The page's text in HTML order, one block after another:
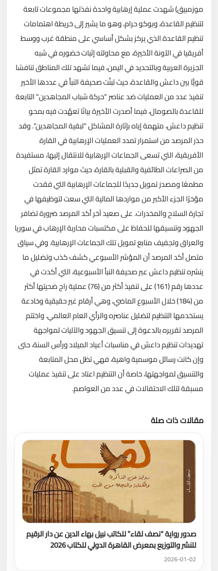
موزمبيق) شهدت عملية إرهابية واحدة نفذتها مجموعات تابعة
لتنظيم القاعدة، وبوكو حرام، وهو ما يشير إلى خريطة اهتمامات
تنظيم القاعدة الذي يركز بشكل أساسي على منطقة غرب ووسط
أفريقيا في الآونة الأخيرة، مع محاولته إثبات حضوره في شبه
الجزيرة العربية وبالتحديد في اليمن، فيما تشهد تلك المناطق تنافسًا
قويًّا بين داعش والقاعدة، حيث تبنَّت صحيفة النبأ في عددها الأخير
تنفيذ عدد من العمليات ضد عناصر "حركة شباب المجاهدين" التابعة
للقاعدة بالصومال، فيما أصدرت الأخيرة بيانًا تعهَّدت فيه بمحو
تنظيم داعش، متهمة إياه بإثارة المشاكل "لبقية المجاهدين". وقد
حذر المرصد من استمرار تمدد العمليات الإرهابية في القارة
الأفريقية، التي تسعى الجماعات الإرهابية للانتقال إليها، مستفيدة
من الصراعات الطائفية والقبلية بالقارة، حيث موارد القارة تمثل
مطمعًا ومصدرَ تمويل جديدًا للجماعات الإرهابية التي فقدت
مؤخرًا الجزء الأكبر من مواردها المالية التي سعت لتوظيفها في
تجارة السلاح والمخدرات. على صعيد آخر أكد المرصد ضرورة تضافر
الجهود وتنسيقها للحفاظ على مكتسبات محاربة الإرهاب في سوريا
والعراق وتجفيف منابع تمويل تلك الجماعات الإرهابية. وفي سياق
متصل أكد المرصد أن المؤشر الأسبوعي كشف كذب وتضليل ما
ينشره تنظيم داعش عبر صحيفة النبأ الأسبوعية، التي أكدت في
عددها رقم (161) على تنفيذ أكثر من (76) عملية راح ضحيتها أكثر
من (184) خلال الأسبوع الماضي، وهي أرقام غير حقيقية وخادعة
يستخدمها التنظيم لتضليل عناصره والرأي العام العالمي. واختتم
المرصد تقريره بالدعوة إلى تنسيق الجهود والآليات لمواجهة
تهديدات تنظيم داعش في مناسبات أعياد الميلاد ورأس السنة، حتى
وإن كانت رسائل موسمية واهية، فهي تظل محل المتابعة
والتنسيق لمواجهتها، خاصة أن التنظيم اعتاد على تنفيذ عمليات
مسبقة لتلك الاحتفالات في عدد من العواصم.
مقالات ذات صلة
صدور رواية “نصف لقاء” للكاتب نبيل بهاء الدين عن دار الرقيم
للنشر والتوزيع بمعرض القاهرة الدولي للكتاب 2026
2026-01-02